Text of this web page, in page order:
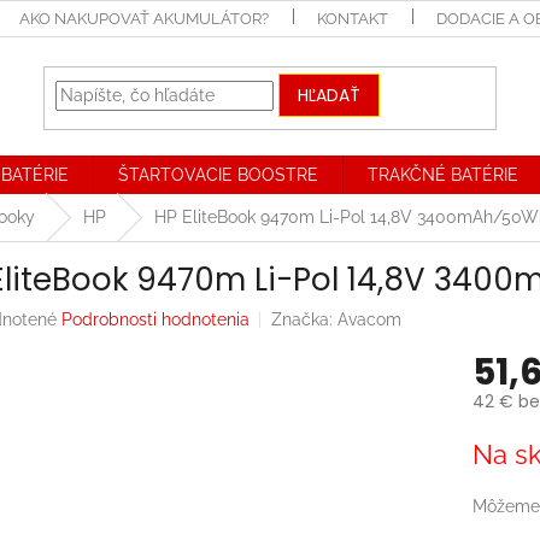
AKO NAKUPOVAŤ AKUMULÁTOR? KONTAKT DODACIE A
HĽADAŤ
ŠTARTOVACIE BOOSTRE TRAKČNÉ BATÉRIE
HP HP EliteBook 9470m Li-Pol 14,8V 3400mAh/
9470m Li-Pol 14,8V
Podrobnosti hodnotenia Značka: Avacom
42 €
cena:
Na